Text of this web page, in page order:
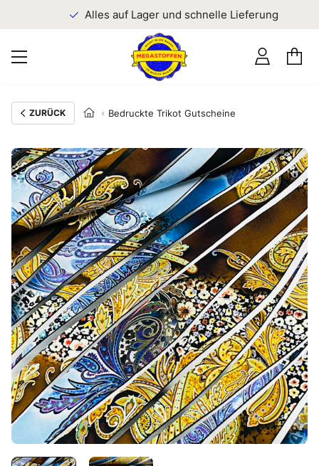
Alles auf Lager und schnelle Lieferung
ZURÜCK Bedruckte Trikot Gutscheine